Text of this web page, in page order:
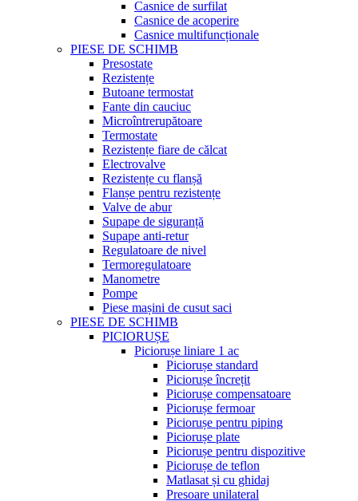
Casnice de surfilat
Casnice de acoperire
Casnice multifuncționale
PIESE DE SCHIMB
Presostate
Rezistențe
Butoane termostat
Fante din cauciuc
Microîntrerupătoare
Termostate
Rezistențe fiare de călcat
Electrovalve
Rezistențe cu flanșă
Flanșe pentru rezistențe
Valve de abur
Supape de siguranță
Supape anti-retur
Regulatoare de nivel
Termoregulatoare
Manometre
Pompe
Piese mașini de cusut saci
PIESE DE SCHIMB
PICIORUȘE
Piciorușe liniare 1 ac
Piciorușe standard
Piciorușe încrețit
Piciorușe compensatoare
Piciorușe fermoar
Piciorușe pentru piping
Piciorușe plate
Piciorușe pentru dispozitive
Piciorușe de teflon
Matlasat și cu ghidaj
Presoare unilateral